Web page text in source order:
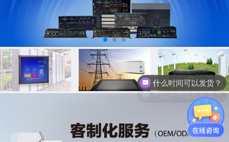
什么时间可以发货？
可以开增值税发票？